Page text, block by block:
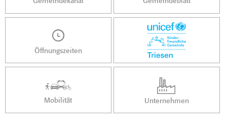
Öffnungszeiten
Mobilität Unternehmen